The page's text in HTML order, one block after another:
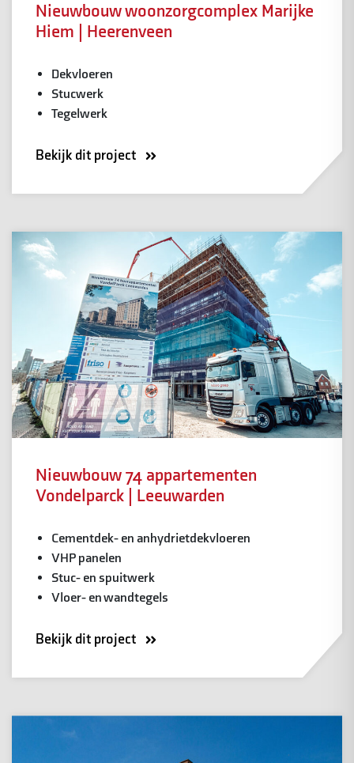
Nieuwbouw woonzorgcomplex Marijke
Hiem | Heerenveen
Dekvloeren
Stucwerk
Tegelwerk
Bekijk dit project
Nieuwbouw 74 appartementen
Vondelparck | Leeuwarden
Cementdek- en anhydrietdekvloeren
VHP panelen
Stuc- en spuitwerk
Vloer- en wandtegels
Bekijk dit project